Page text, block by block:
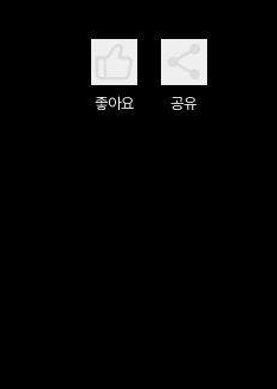
좋아요 공유